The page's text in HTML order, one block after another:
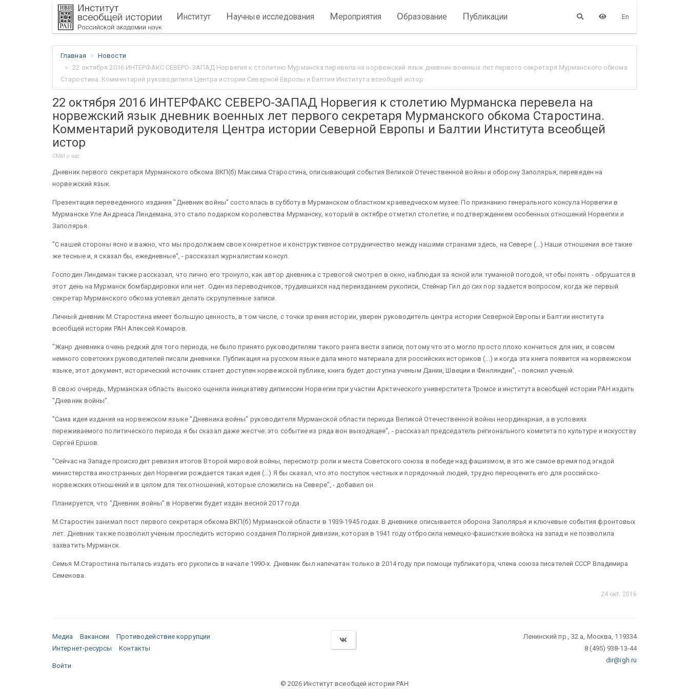
Институт Научные исследования Мероприятия Образование Публикации En
Главная
Новости
22 октября 2016 ИНТЕРФАКС СЕВЕРО-ЗАПАД Норвегия к столетию Мурманска перевела на норвежский язык дневник военных лет первого секретаря Мурманского обкома
Старостина. Комментарий руководителя Центра истории Северной Европы и Балтии Института всеобщей истор
22 октября 2016 ИНТЕРФАКС СЕВЕРО-ЗАПАД Норвегия к столетию Мурманска перевела на
норвежский язык дневник военных лет первого секретаря Мурманского обкома Старостина.
Комментарий руководителя Центра истории Северной Европы и Балтии Института всеобщей
истор
СМИ о нас
Дневник первого секретаря Мурманского обкома ВКП(б) Максима Старостина, описывающий события Великой Отечественной войны и оборону Заполярья, переведен на
норвежский язык.
Презентация переведенного издания "Дневник войны" состоялась в субботу в Мурманском областном краеведческом музее. По признанию генерального консула Норвегии в
Мурманске Уле Андреаса Линдемана, это стало подарком королевства Мурманску, который в октябре отметил столетие, и подтверждением особенных отношений Норвегии и
Заполярья.
"С нашей стороны ясно и важно, что мы продолжаем свое конкретное и конструктивное сотрудничество между нашими странами здесь, на Севере (...) Наши отношения все такие
же тесные и, я сказал бы, ежедневные", - рассказал журналистам консул.
Господин Линдеман также рассказал, что лично его тронуло, как автор дневника с тревогой смотрел в окно, наблюдая за ясной или туманной погодой, чтобы понять - обрушатся в
этот день на Мурманск бомбардировки или нет. Один из переводчиков, трудившихся над переизданием рукописи, Стейнар Гил до сих пор задается вопросом, когда же первый
секретар Мурманского обкома успевал делать скрупулезные записи.
Личный дневник М.Старостина имеет большую ценность, в том числе, с точки зрения истории, уверен руководитель центра истории Северной Европы и Балтии института
всеобщей истории РАН Алексей Комаров.
"Жанр дневника очень редкий для того периода, не было принято руководителям такого ранга вести записи, потому что это могло просто плохо кончиться для них, и совсем
немного советских руководителей писали дневники. Публикация на русском языке дала много материала для российских историков (...) и когда эта книга появится на норвежском
языке, этот документ, исторический источник станет доступен норвежской публике, книга будет доступна ученым Дании, Швеции и Финляндии", - пояснил ученый.
В свою очередь, Мурманская область высоко оценила инициативу дипмиссии Норвегии при участии Арктического универститета Тромсе и института всеобщей истории РАН издать
"Дневник войны".
"Сама идея издания на норвежском языке "Дневника войны" руководителя Мурманской области периода Великой Отечественной войны неординарная, а в условиях
переживаемого политического периода я бы сказал даже жестче: это событие из ряда вон выходящее", - рассказал председатель регионального комитета по культуре и искусству
Сергей Ершов.
"Сейчас на Западе происходит ревизия итогов Второй мировой войны, пересмотр роли и места Советского союза в победе над фашизмом, в это же самое время под эгидой
министерства иностранных дел Норвегии рождается такая идея (...) Я бы сказал, что это поступок честных и порядочный людей, трудно переоценить его для российско-
норвежских отношений и в целом для тех отношений, которые сложились на Севере", - добавил он.
Планируется, что "Дневник войны" в Норвегии будет издан весной 2017 года.
М.Старостин занимал пост первого секретаря обкома ВКП(б) Мурманской области в 1939-1945 годах. В дневнике описывается оборона Заполярья и ключевые события фронтовых
лет. Дневник также позволил ученым проследить историю создания Полярной дивизии, которая в 1941 году отбросила немецко-фашисткие войска на запад и не позволила
захватить Мурманск.
Семья М.Старостина пыталась издать его рукопись в начале 1990-х. Дневник был напечатан только в 2014 году при помощи публикатора, члена союза писателей СССР Владимира
Семенова.
24 окт. 2016
Медиа Вакансии
Противодействие коррупции
Интернет-ресурсы
Контакты
Войти
Ленинский пр., 32 а, Москва, 119334
8 (495) 938-13-44
dir@igh.ru
© 2026 Институт всеобщей истории РАН